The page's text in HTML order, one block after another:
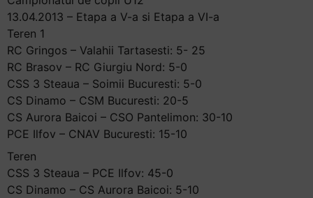
13.04.2013 – Etapa a V-a si Etapa a VI-a
Teren 1
RC Gringos – Valahii Tartasesti: 5- 25
RC Brasov – RC Giurgiu Nord: 5-0
CSS 3 Steaua – Soimii Bucuresti: 5-0
CS Dinamo – CSM Bucuresti: 20-5
CS Aurora Baicoi – CSO Pantelimon: 30-10
PCE Ilfov – CNAV Bucuresti: 15-10
Teren
CSS 3 Steaua – PCE Ilfov: 45-0
CS Dinamo – CS Aurora Baicoi: 5-10